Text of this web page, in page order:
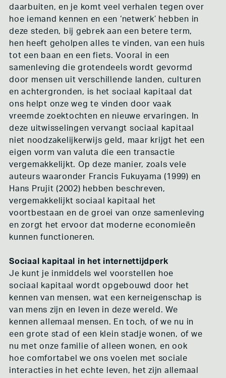
daarbuiten, en je komt veel verhalen tegen over
hoe iemand kennen en een ‘netwerk’ hebben in
deze steden, bij gebrek aan een betere term,
hen heeft geholpen alles te vinden, van een huis
tot een baan en een fiets. Vooral in een
samenleving die grotendeels wordt gevormd
door mensen uit verschillende landen, culturen
en achtergronden, is het sociaal kapitaal dat
ons helpt onze weg te vinden door vaak
vreemde zoektochten en nieuwe ervaringen. In
deze uitwisselingen vervangt sociaal kapitaal
niet noodzakelijkerwijs geld, maar krijgt het een
eigen vorm van valuta die een transactie
vergemakkelijkt. Op deze manier, zoals vele
auteurs waaronder Francis Fukuyama (1999) en
Hans Prujit (2002) hebben beschreven,
vergemakkelijkt sociaal kapitaal het
voortbestaan en de groei van onze samenleving
en zorgt het ervoor dat moderne economieën
kunnen functioneren.
Sociaal kapitaal in het internettijdperk
Je kunt je inmiddels wel voorstellen hoe
sociaal kapitaal wordt opgebouwd door het
kennen van mensen, wat een kerneigenschap is
van mens zijn en leven in deze wereld. We
kennen allemaal mensen. En toch, of we nu in
een grote stad of een klein stadje wonen, of we
nu met onze familie of alleen wonen, en ook
hoe comfortabel we ons voelen met sociale
interacties in het echte leven, het zijn allemaal